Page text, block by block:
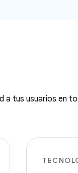
a tus usuarios en